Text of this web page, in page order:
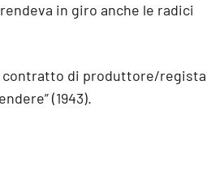
in giro anche le radici
contratto di produttore/regista
(1943).